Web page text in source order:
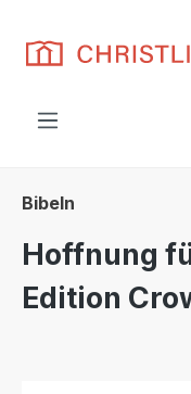
Bibeln
Hoffnung
Edition